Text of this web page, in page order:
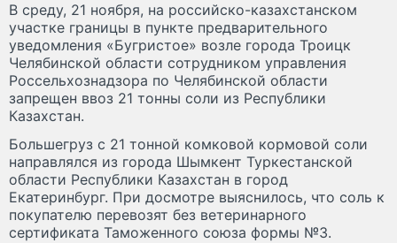
В среду, 21 ноября, на российско-казахстанском
участке границы в пункте предварительного
уведомления «Бугристое» возле города Троицк
Челябинской области сотрудником управления
Россельхознадзора по Челябинской области
запрещен ввоз 21 тонны соли из Республики
Казахстан.
Большегруз с 21 тонной комковой кормовой соли
направлялся из города Шымкент Туркестанской
области Республики Казахстан в город
Екатеринбург. При досмотре выяснилось, что соль к
покупателю перевозят без ветеринарного
сертификата Таможенного союза формы №3.